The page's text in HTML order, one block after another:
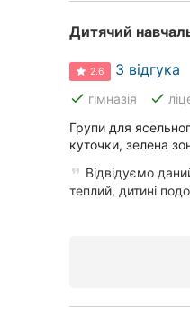
Дитячий
2.6 3 відгука
done гімназія done
Групи для
куточки, зелена
Відвідуємо
теплий, дитині